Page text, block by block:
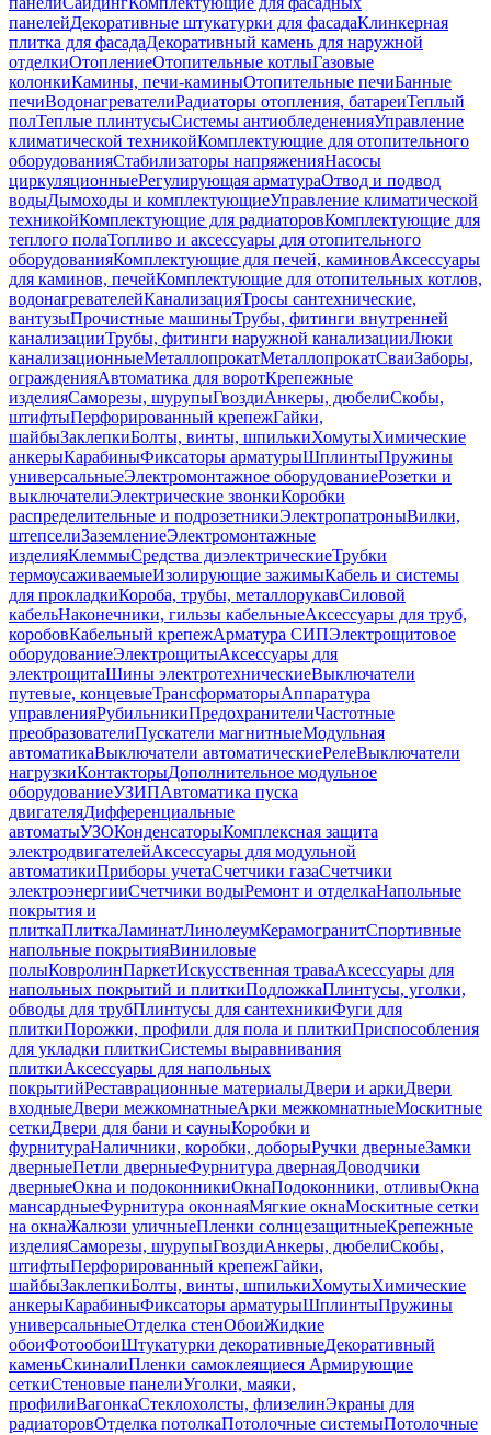
панелейДекоративные штукатурки для фасадаКлинкерная
плитка для фасадаДекоративный камень для наружной
отделкиОтоплениеОтопительные котлыГазовые
колонкиКамины, печи-каминыОтопительные печиБанные
печиВодонагревателиРадиаторы отопления, батареиТеплый
полТеплые плинтусыСистемы антиобледененияУправление
климатической техникойКомплектующие для отопительного
оборудованияСтабилизаторы напряженияНасосы
циркуляционныеРегулирующая арматураОтвод и подвод
водыДымоходы и комплектующиеУправление климатической
техникойКомплектующие для радиаторовКомплектующие для
теплого полаТопливо и аксессуары для отопительного
оборудованияКомплектующие для печей, каминовАксессуары
для каминов, печейКомплектующие для отопительных котлов,
водонагревателейКанализацияТросы сантехнические,
вантузыПрочистные машиныТрубы, фитинги внутренней
канализацииТрубы, фитинги наружной канализацииЛюки
канализационныеМеталлопрокатМеталлопрокатСваиЗаборы,
огражденияАвтоматика для воротКрепежные
изделияСаморезы, шурупыГвоздиАнкеры, дюбелиСкобы,
штифтыПерфорированный крепежГайки,
шайбыЗаклепкиБолты, винты, шпилькиХомутыХимические
анкерыКарабиныФиксаторы арматурыШплинтыПружины
универсальныеЭлектромонтажное оборудованиеРозетки и
выключателиЭлектрические звонкиКоробки
распределительные и подрозетникиЭлектропатроныВилки,
штепселиЗаземлениеЭлектромонтажные
изделияКлеммыСредства диэлектрическиеТрубки
термоусаживаемыеИзолирующие зажимыКабель и системы
для прокладкиКороба, трубы, металлорукавСиловой
кабельНаконечники, гильзы кабельныеАксессуары для труб,
коробовКабельный крепежАрматура СИПЭлектрощитовое
оборудованиеЭлектрощитыАксессуары для
электрощитаШины электротехническиеВыключатели
путевые, концевыеТрансформаторыАппаратура
управленияРубильникиПредохранителиЧастотные
преобразователиПускатели магнитныеМодульная
автоматикаВыключатели автоматическиеРелеВыключатели
нагрузкиКонтакторыДополнительное модульное
оборудованиеУЗИПАвтоматика пуска
двигателяДифференциальные
автоматыУЗОКонденсаторыКомплексная защита
электродвигателейАксессуары для модульной
автоматикиПриборы учетаСчетчики газаСчетчики
электроэнергииСчетчики водыРемонт и отделкаНапольные
покрытия и
плиткаПлиткаЛаминатЛинолеумКерамогранитСпортивные
напольные покрытияВиниловые
полыКовролинПаркетИскусственная траваАксессуары для
напольных покрытий и плиткиПодложкаПлинтусы, уголки,
обводы для трубПлинтусы для сантехникиФуги для
плиткиПорожки, профили для пола и плиткиПриспособления
для укладки плиткиСистемы выравнивания
плиткиАксессуары для напольных
покрытийРеставрационные материалыДвери и аркиДвери
входныеДвери межкомнатныеАрки межкомнатныеМоскитные
сеткиДвери для бани и сауныКоробки и
фурнитураНаличники, коробки, доборыРучки дверныеЗамки
дверныеПетли дверныеФурнитура двернаяДоводчики
дверныеОкна и подоконникиОкнаПодоконники, отливыОкна
мансардныеФурнитура оконнаяМягкие окнаМоскитные сетки
на окнаЖалюзи уличныеПленки солнцезащитныеКрепежные
изделияСаморезы, шурупыГвоздиАнкеры, дюбелиСкобы,
штифтыПерфорированный крепежГайки,
шайбыЗаклепкиБолты, винты, шпилькиХомутыХимические
анкерыКарабиныФиксаторы арматурыШплинтыПружины
универсальныеОтделка стенОбоиЖидкие
обоиФотообоиШтукатурки декоративныеДекоративный
каменьСкиналиПленки самоклеящиеся Армирующие
сеткиСтеновые панелиУголки, маяки,
профилиВагонкаСтеклохолсты, флизелинЭкраны для
радиаторовОтделка потолкаПотолочные системыПотолочные